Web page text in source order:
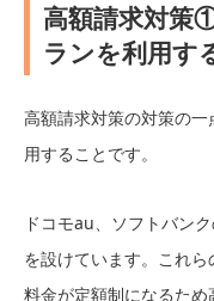
高額請求対策
ランを利用す
高額請求対策の対策の
用することです。
ドコモau、ソフトバン
を設けています。これ
料金が定額制になるため